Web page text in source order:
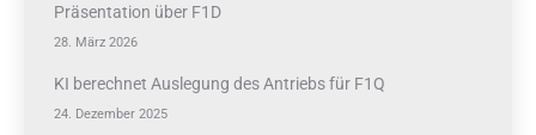
Präsentation über F1D
28. März 2026
KI berechnet Auslegung des Antriebs für F1Q
24. Dezember 2025